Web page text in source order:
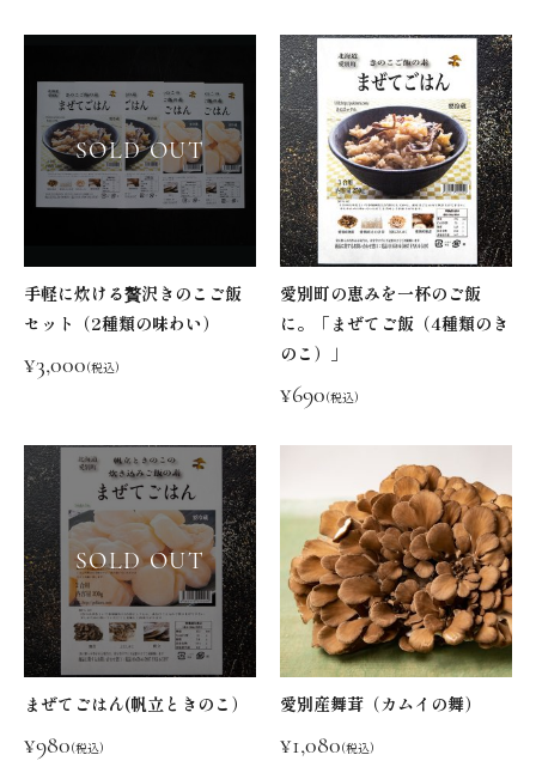
SOLD OUT
手軽に炊ける贅沢きのこご飯
セット（2種類の味わい）
¥3,000(税込)
愛別町の恵みを一杯のご飯
に。「まぜてご飯（4種類のき
のこ）」
¥690(税込)
SOLD OUT
まぜてごはん(帆立ときのこ）
¥980(税込)
愛別産舞茸（カムイの舞）
¥1,080(税込)